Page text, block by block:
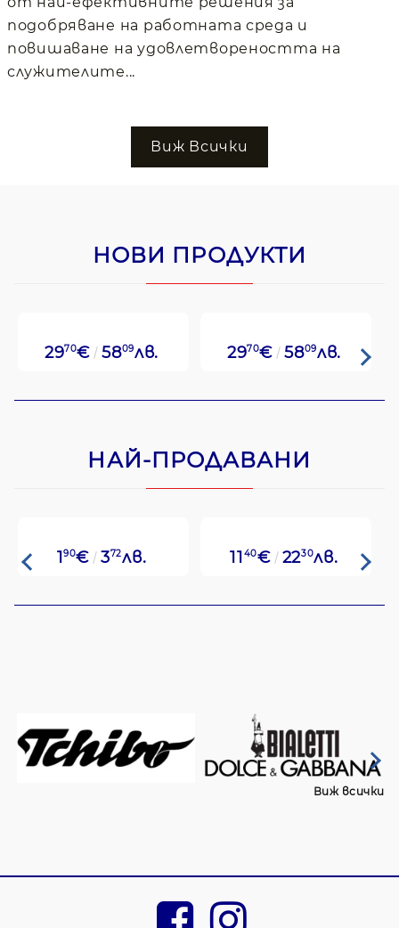
подобряване на работната среда и
повишаване на удовлетвореността на
служителите...
Виж Всички
НОВИ ПРОДУКТИ
2970€ 5809лв. 2970€ 5809лв.
НАЙ-ПРОДАВАНИ
190€ 372лв. 11 40€ 2230лв.
Виж всички